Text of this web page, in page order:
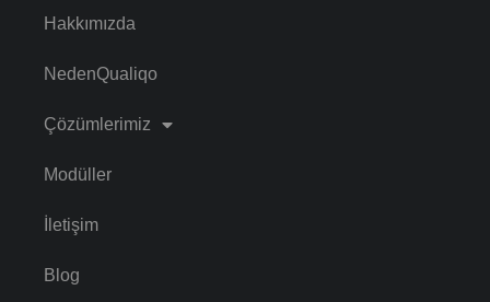
Hakkımızda
NedenQualiqo
Çözümlerimiz
Modüller
İletişim
Blog